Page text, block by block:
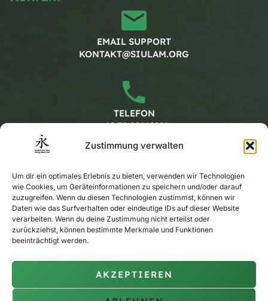
Zustimmung verwalten
Um dir ein optimales Erlebnis zu bieten, verwenden wir Technologien
wie Cookies, um Geräteinformationen zu speichern und/oder darauf
zuzugreifen. Wenn du diesen Technologien zustimmst, können wir
Daten wie das Surfverhalten oder eindeutige IDs auf dieser Website
verarbeiten. Wenn du deine Zustimmung nicht erteilst oder
zurückziehst, können bestimmte Merkmale und Funktionen
beeinträchtigt werden.
AKZEPTIEREN
EMAIL SUPPORT
KONTAKT@SIULAM.ORG
TELEFON
+49 30 20662228
MONTAG - FREITAG
KALENDER
PRIVAT-TRAINING